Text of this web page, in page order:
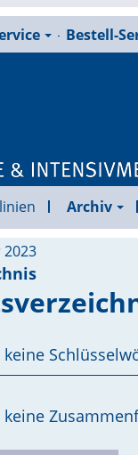
Bestell-
Archiv
2023